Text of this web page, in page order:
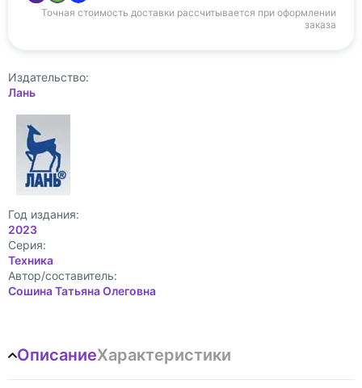
Точная стоимость доставки рассчитывается при оформлении
заказа
Издательство:
Лань
Год издания:
2023
Cерия:
Техника
Автор/составитель:
Сошина Татьяна Олеговна
ОписаниеХарактеристики